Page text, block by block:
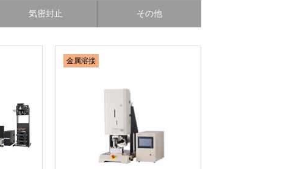
気密封止 その他
金属溶接